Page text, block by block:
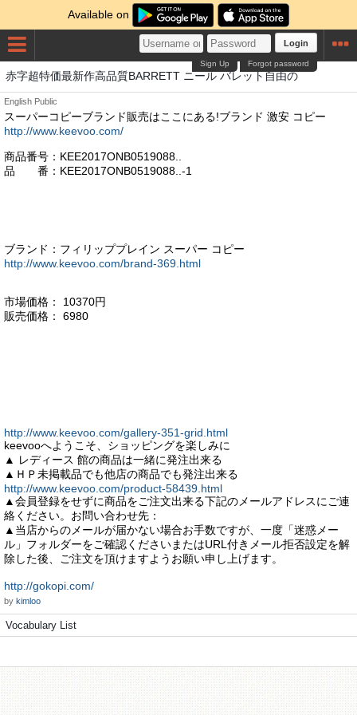
Available on
Login
Forgot password
Sign Up
赤字超特価最新作高品質BARRETT ニール バレット自由の
English Public
スーパーコピーブランド販売はここにある!ブランド 激安 コピー
http://www.keevoo.com/
商品番号：KEE2017ONB0519088..
品 番：KEE2017ONB0519088..-1
ブランド：フィリッププレイン スーパー コピー
http://www.keevoo.com/brand-369.html
市場価格： 10370円
販売価格： 6980
http://www.keevoo.com/gallery-351-grid.html
keevooへようこそ、ショッピングを楽しみに
▲ レディース 館の商品は一緒に発注出来る
▲ＨＰ未掲載品でも他店の商品でも発注出来る
http://www.keevoo.com/product-58439.html
▲会員登録をせずに商品をご注文出来る下記のメールアドレスにご連
絡ください。お問い合わせ先：
▲当店からのメールが届かない場合お手数ですが、一度「迷惑メー
ル」フォルダーをご確認くださいまたはURL付きメール拒否設定を解
除した後、ご注文を頂けますようお願い申し上げます。
http://gokopi.com/
by kimloo
Vocabulary List